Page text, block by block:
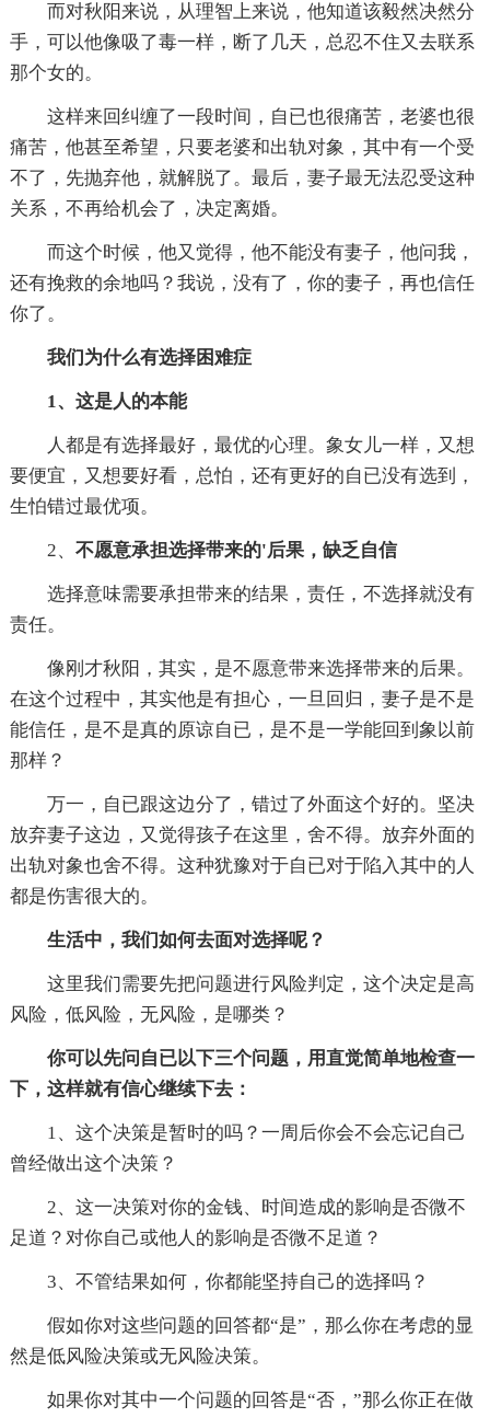
而对秋阳来说，从理智上来说，他知道该毅然决然分
手，可以他像吸了毒一样，断了几天，总忍不住又去联系
那个女的。
这样来回纠缠了一段时间，自已也很痛苦，老婆也很
痛苦，他甚至希望，只要老婆和出轨对象，其中有一个受
不了，先抛弃他，就解脱了。最后，妻子最无法忍受这种
关系，不再给机会了，决定离婚。
而这个时候，他又觉得，他不能没有妻子，他问我，
还有挽救的余地吗？我说，没有了，你的妻子，再也信任
你了。
我们为什么有选择困难症
1、这是人的本能
人都是有选择最好，最优的心理。象女儿一样，又想
要便宜，又想要好看，总怕，还有更好的自已没有选到，
生怕错过最优项。
2、 不愿意承担选择带来的'后果，缺乏自信
选择意味需要承担带来的结果，责任，不选择就没有
责任。
像刚才秋阳，其实，是不愿意带来选择带来的后果。
在这个过程中，其实他是有担心，一旦回归，妻子是不是
能信任，是不是真的原谅自已，是不是一学能回到象以前
那样？
万一，自已跟这边分了，错过了外面这个好的。坚决
放弃妻子这边，又觉得孩子在这里，舍不得。放弃外面的
出轨对象也舍不得。这种犹豫对于自已对于陷入其中的人
都是伤害很大的。
生活中，我们如何去面对选择呢？
这里我们需要先把问题进行风险判定，这个决定是高
风险，低风险，无风险，是哪类？
你可以先问自已以下三个问题，用直觉简单地检查一
下，这样就有信心继续下去：
1、这个决策是暂时的吗？一周后你会不会忘记自己
曾经做出这个决策？
2、这一决策对你的金钱、时间造成的影响是否微不
足道？对你自己或他人的影响是否微不足道？
3、不管结果如何，你都能坚持自己的选择吗？
假如你对这些问题的回答都“是”，那么你在考虑的显
然是低风险决策或无风险决策。
如果你对其中一个问题的回答是“否，”那么你正在做